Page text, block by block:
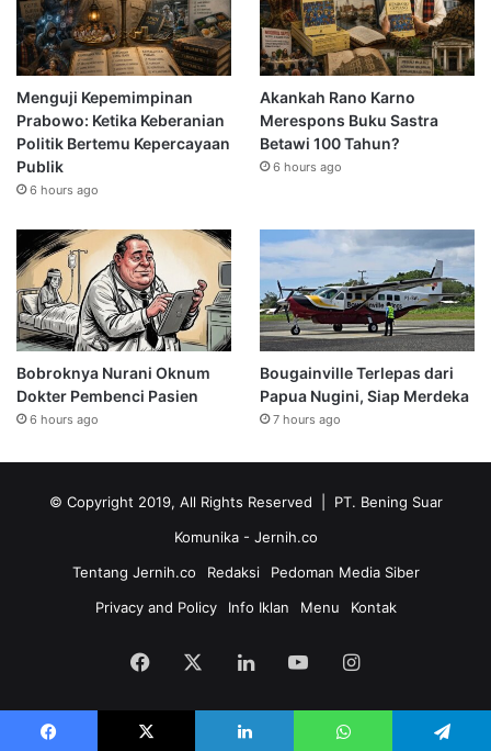
Menguji Kepemimpinan
Prabowo: Ketika Keberanian
Politik Bertemu Kepercayaan
Publik
6 hours ago
Akankah Rano Karno
Merespons Buku Sastra
Betawi 100 Tahun?
6 hours ago
Bobroknya Nurani Oknum
Dokter Pembenci Pasien
6 hours ago
Bougainville Terlepas dari
Papua Nugini, Siap Merdeka
7 hours ago
© Copyright 2019, All Rights Reserved | PT. Bening Suar
Komunika - Jernih.co
Tentang Jernih.co
Redaksi
Pedoman Media Siber
Privacy and Policy
Info Iklan Menu Kontak
Facebook LinkedInYouTubeInstagram